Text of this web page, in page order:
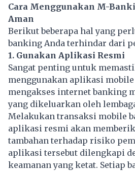
Cara Menggunakan M-
Aman
Berikut beberapa hal yang
banking Anda terhindar dari
1. Gunakan Aplikasi Resmi
Sangat penting untuk
menggunakan aplikasi mobile
mengakses internet banking
yang dikeluarkan oleh
Melakukan transaksi mobile
aplikasi resmi akan
tambahan terhadap risiko
aplikasi tersebut dilengkapi
keamanan yang ketat. Setiap